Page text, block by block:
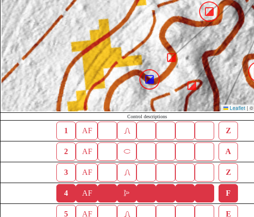
Leaflet | ©
Control descriptions
1 AF Z
2 AF A
3 AF Z
4 AF F
5 AF E